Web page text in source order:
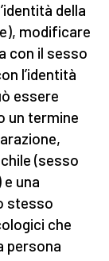
della
modificare
con il sesso
l’identità
essere
un termine
(sesso
una
stesso
che
persona